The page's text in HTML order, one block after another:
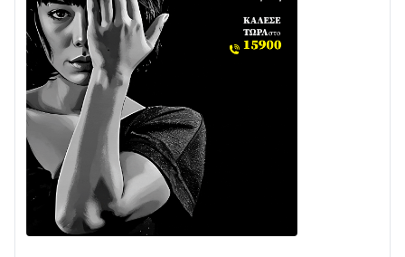
02/08 • 18:26
Διαβάστε την «Ναυπακτία» που κυκλοφορεί
31/07 • 08:16
Δωρίδα για Όλους: «Καμία εκχώρηση των νερών
στην ΕΥΔΑΠ»
28/07 • 21:46
Διαβάστε την «Ναυπακτία» που κυκλοφορεί
24/07 • 11:31
Γιορτή της Τράτας 2026 | Ερατεινή Δωρίδας:
Παράδοση, Χορός & Γλέντι!